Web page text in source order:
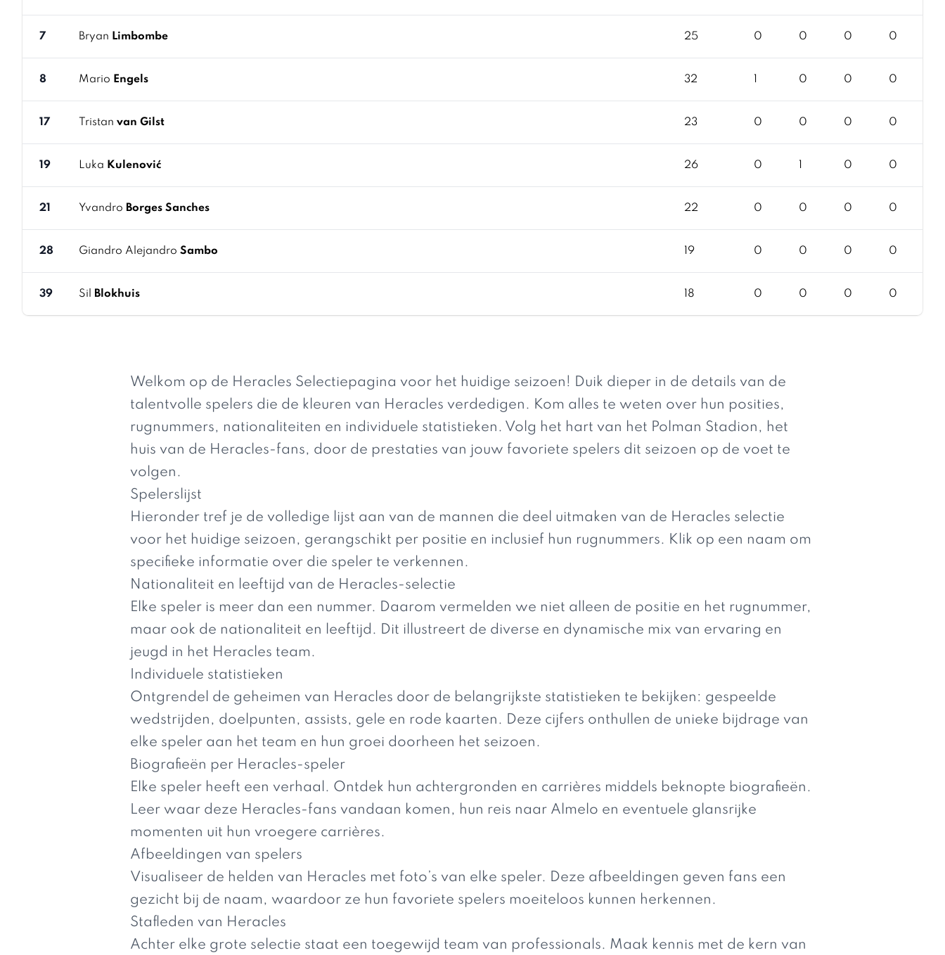
7 Bryan Limbombe 25 0 0 0 0
8 Mario Engels 32 0 0 0
17 Tristan van Gilst 23 0 0 0 0
19 Luka Kulenović 26 0 0 0
21 Yvandro Borges Sanches 22 0 0 0 0
28 Giandro Alejandro Sambo 19 0 0 0 0
39 Sil Blokhuis 18 0 0 0 0
Welkom op de Heracles Selectiepagina voor het huidige seizoen! Duik dieper in de details van de
talentvolle spelers die de kleuren van Heracles verdedigen. Kom alles te weten over hun posities,
rugnummers, nationaliteiten en individuele statistieken. Volg het hart van het Polman Stadion, het
huis van de Heracles-fans, door de prestaties van jouw favoriete spelers dit seizoen op de voet te
volgen.
Spelerslijst
Hieronder tref je de volledige lijst aan van de mannen die deel uitmaken van de Heracles selectie
voor het huidige seizoen, gerangschikt per positie en inclusief hun rugnummers. Klik op een naam om
specifieke informatie over die speler te verkennen.
Nationaliteit en leeftijd van de Heracles-selectie
Elke speler is meer dan een nummer. Daarom vermelden we niet alleen de positie en het rugnummer,
maar ook de nationaliteit en leeftijd. Dit illustreert de diverse en dynamische mix van ervaring en
jeugd in het Heracles team.
Individuele statistieken
Ontgrendel de geheimen van Heracles door de belangrijkste statistieken te bekijken: gespeelde
wedstrijden, doelpunten, assists, gele en rode kaarten. Deze cijfers onthullen de unieke bijdrage van
elke speler aan het team en hun groei doorheen het seizoen.
Biografieën per Heracles-speler
Elke speler heeft een verhaal. Ontdek hun achtergronden en carrières middels beknopte biografieën.
Leer waar deze Heracles-fans vandaan komen, hun reis naar Almelo en eventuele glansrijke
momenten uit hun vroegere carrières.
Afbeeldingen van spelers
Visualiseer de helden van Heracles met foto’s van elke speler. Deze afbeeldingen geven fans een
gezicht bij de naam, waardoor ze hun favoriete spelers moeiteloos kunnen herkennen.
Stafleden van Heracles
Achter elke grote selectie staat een toegewijd team van professionals. Maak kennis met de kern van